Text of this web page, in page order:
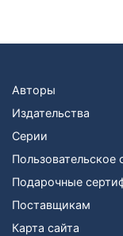
Авторы
Издательства
Серии
Пользовательское
Подарочные
Поставщикам
Карта сайта